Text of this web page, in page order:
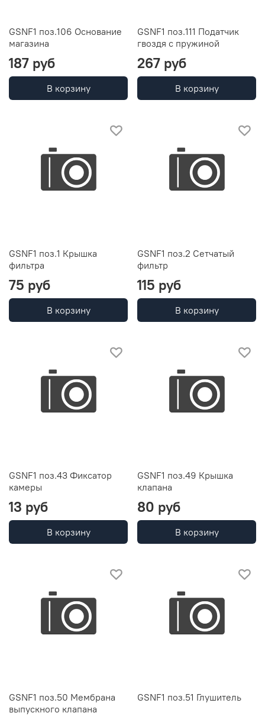
GSNF1 поз.106 Основание
магазина
187 руб
В корзину
GSNF1 поз.111 Податчик
гвоздя с пружиной
267 руб
В корзину
GSNF1 поз.1 Крышка
фильтра
75 руб
В корзину
GSNF1 поз.2 Сетчатый
фильтр
115 руб
В корзину
GSNF1 поз.43 Фиксатор
камеры
13 руб
В корзину
GSNF1 поз.49 Крышка
клапана
80 руб
В корзину
GSNF1 поз.50 Мембрана
выпускного клапана
GSNF1 поз.51 Глушитель